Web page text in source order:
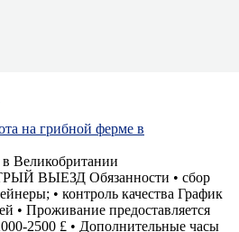
на грибной ферме в
Великобритании
ВЫЕЗД Обязанности • сбор
• контроль качества График
• Проживание предоставляется
2500 £ • Дополнительные часы